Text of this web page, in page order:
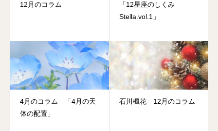
12月のコラム
「12星座のしくみ
Stella.vol.1」
4月のコラム 「4月の天
体の配置」
石川楓花 12月のコラム